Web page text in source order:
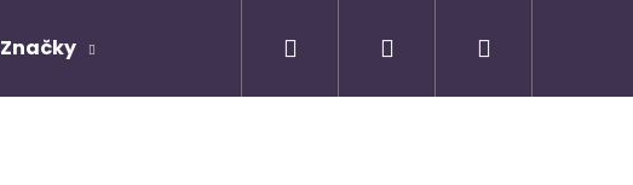
Značky Přihlášení